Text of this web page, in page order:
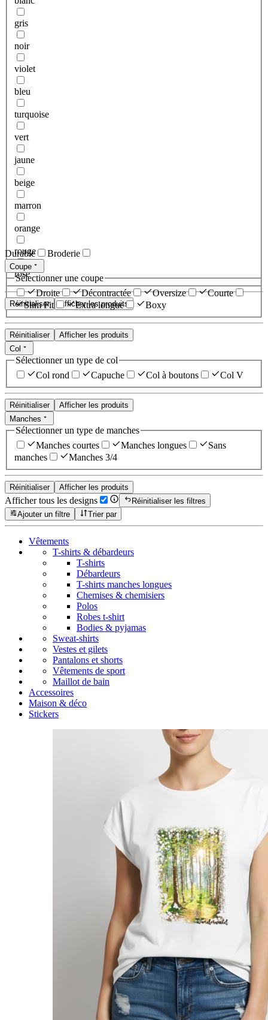
gris
noir
violet
bleu
turquoise
vert
jaune
beige
marron
orange
rouge
rose
Réinitialiser Afficher les produits
Durable Broderie
Coupe
Sélectionner une coupe
Droite
Décontractée Oversize
Courte
Slim Fit
Extra longue Boxy
Réinitialiser
Afficher les produits
Col
Sélectionner un type de col
Col rond
Capuche Col à boutons Col V
Réinitialiser
Afficher les produits
Manches
Sélectionner un type de manches
Manches courtes
Manches longues
Sans
manches
Manches 3/4
Réinitialiser Afficher les produits
Afficher tous les designs
Réinitialiser les filtres
Ajouter un filtre
Trier par
Vêtements
T-shirts & débardeurs
T-shirts
Débardeurs
T-shirts manches longues
Chemises & chemisiers
Polos
Robes t-shirt
Bodies & pyjamas
Sweat-shirts
Vestes et gilets
Pantalons et shorts
Vêtements de sport
Maillot de bain
Accessoires
Maison & déco
Stickers